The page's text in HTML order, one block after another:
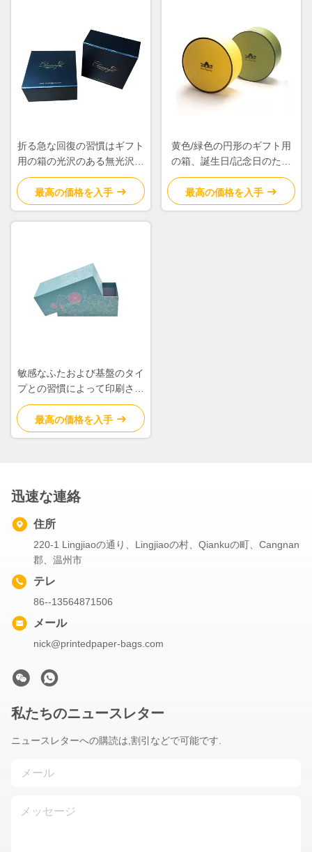
折る急な回復の習慣はギフト
用の箱の光沢のある無光沢の
ラミネーションの表面の終わ
りを印刷しました
最高の価格を入手
黄色/緑色の円形のギフト用
の箱、誕生日/記念日のため
の円形の現在の箱
最高の価格を入手
敏感なふたおよび基盤のタイ
プとの習慣によって印刷され
るギフト用の箱のサイズ18 *
14 * 9cm
最高の価格を入手
迅速な連絡
住所
220-1 Lingjiaoの通り、Lingjiaoの村、Qiankuの町、Cangnan
郡、温州市
テレ
86--13564871506
メール
nick@printedpaper-bags.com
私たちのニュースレター
ニュースレターへの購読は,割引などで可能です.